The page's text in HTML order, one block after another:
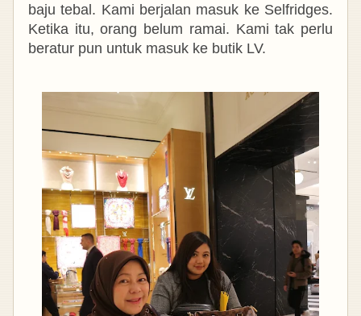
baju tebal. Kami berjalan masuk ke Selfridges.
Ketika itu, orang belum ramai. Kami tak perlu
beratur pun untuk masuk ke butik LV.